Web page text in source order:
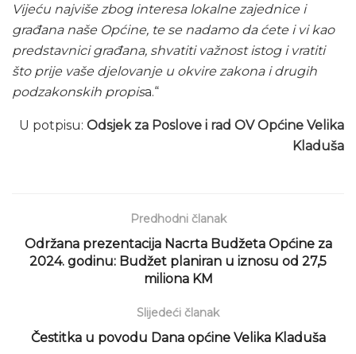
Vijeću najviše zbog interesa lokalne zajednice i
građana naše Općine, te se nadamo da ćete i vi kao
predstavnici građana, shvatiti važnost istog i vratiti
što prije vaše djelovanje u okvire zakona i drugih
podzakonskih propisa.“
U potpisu: Odsjek za Poslove i rad OV Općine Velika
Kladuša
Predhodni članak
Održana prezentacija Nacrta Budžeta Općine za
2024. godinu: Budžet planiran u iznosu od 27,5
miliona KM
Slijedeći članak
Čestitka u povodu Dana općine Velika Kladuša